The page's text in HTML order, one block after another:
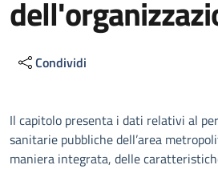
Condividi
Descrizione
Il capitolo presenta i dati relativi al
sanitarie pubbliche dell’area
maniera integrata, delle